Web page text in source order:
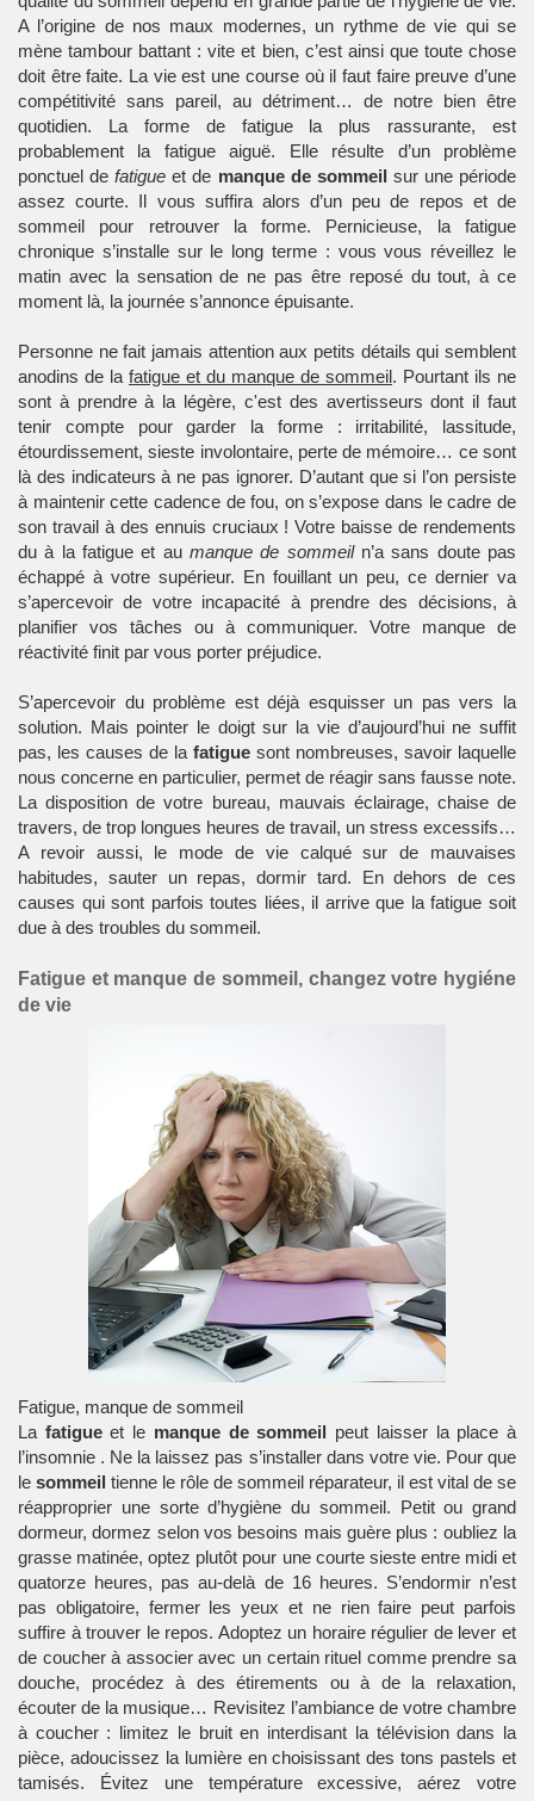
A l’origine de nos maux modernes, un rythme de vie qui se
mène tambour battant : vite et bien, c’est ainsi que toute chose
doit être faite. La vie est une course où il faut faire preuve d’une
compétitivité sans pareil, au détriment… de notre bien être
quotidien. La forme de fatigue la plus rassurante, est
probablement la fatigue aiguë. Elle résulte d’un problème
ponctuel defatigue et de manque de sommeil sur une période
assez courte. Il vous suffira alors d’un peu de repos et de
sommeil pour retrouver la forme. Pernicieuse, la fatigue
chronique s’installe sur le long terme : vous vous réveillez le
matin avec la sensation de ne pas être reposé du tout, à ce
moment là, la journée s’annonce épuisante.
Personne ne fait jamais attention aux petits détails qui semblent
anodins de la fatigue et du manque de sommeil. Pourtant ils ne
sont à prendre à la légère, c'est des avertisseurs dont il faut
tenir compte pour garder la forme : irritabilité, lassitude,
étourdissement, sieste involontaire, perte de mémoire… ce sont
là des indicateurs à ne pas ignorer. D’autant que si l’on persiste
à maintenir cette cadence de fou, on s’expose dans le cadre de
son travail à des ennuis cruciaux ! Votre baisse de rendements
du à la fatigue et au manque de sommeiln’a sans doute pas
échappé à votre supérieur. En fouillant un peu, ce dernier va
s’apercevoir de votre incapacité à prendre des décisions, à
planifier vos tâches ou à communiquer. Votre manque de
réactivité finit par vous porter préjudice.
S’apercevoir du problème est déjà esquisser un pas vers la
solution. Mais pointer le doigt sur la vie d’aujourd’hui ne suffit
pas, les causes de la fatigue sont nombreuses, savoir laquelle
nous concerne en particulier, permet de réagir sans fausse note.
La disposition de votre bureau, mauvais éclairage, chaise de
travers, de trop longues heures de travail, un stress excessifs…
A revoir aussi, le mode de vie calqué sur de mauvaises
habitudes, sauter un repas, dormir tard. En dehors de ces
causes qui sont parfois toutes liées, il arrive que la fatigue soit
due à des troubles du sommeil.
Fatigue et manque de sommeil, changez votre hygiéne
de vie
Fatigue, manque de sommeil
La fatigueet le manque de sommeil peut laisser la place à
l’insomnie . Ne la laissez pas s’installer dans votre vie. Pour que
le sommeil tienne le rôle de sommeil réparateur, il est vital de se
réapproprier une sorte d’hygiène du sommeil. Petit ou grand
dormeur, dormez selon vos besoins mais guère plus : oubliez la
grasse matinée, optez plutôt pour une courte sieste entre midi et
quatorze heures, pas au-delà de 16 heures. S’endormir n’est
pas obligatoire, fermer les yeux et ne rien faire peut parfois
suffire à trouver le repos. Adoptez un horaire régulier de lever et
de coucher à associer avec un certain rituel comme prendre sa
douche, procédez à des étirements ou à de la relaxation,
écouter de la musique… Revisitez l’ambiance de votre chambre
à coucher : limitez le bruit en interdisant la télévision dans la
pièce, adoucissez la lumière en choisissant des tons pastels et
tamisés. Évitez une température excessive, aérez votre